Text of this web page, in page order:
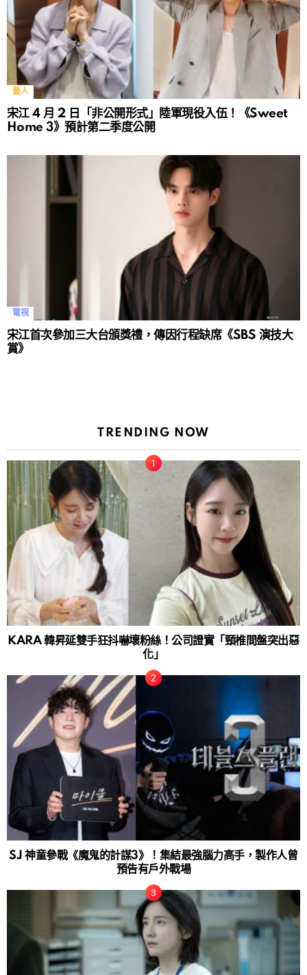
藝人
宋江 4 月 2 日「非公開形式」陸軍現役入伍！《Sweet
Home 3》預計第二季度公開
電視
宋江首次參加三大台頒獎禮，傳因行程缺席《SBS 演技大
賞》
TRENDING NOW
KARA 韓昇延雙手狂抖嚇壞粉絲！公司證實「頸椎間盤突出惡
化」
SJ 神童參戰《魔鬼的計謀3》！集結最強腦力高手，製作人曾
預告有戶外戰場